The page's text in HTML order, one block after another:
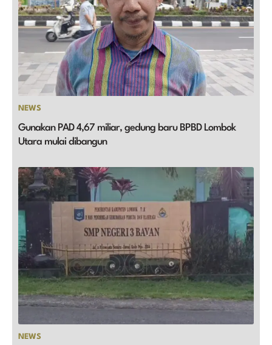
NEWS
Gunakan PAD 4,67 miliar, gedung baru BPBD Lombok
Utara mulai dibangun
NEWS